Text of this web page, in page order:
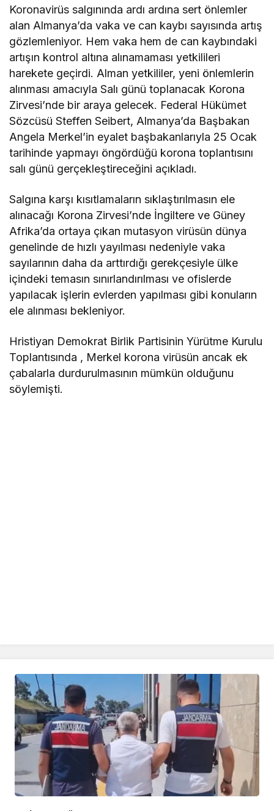
Koronavirüs salgınında ardı ardına sert önlemler
alan Almanya’da vaka ve can kaybı sayısında artış
gözlemleniyor. Hem vaka hem de can kaybındaki
artışın kontrol altına alınamaması yetkilileri
harekete geçirdi. Alman yetkililer, yeni önlemlerin
alınması amacıyla Salı günü toplanacak Korona
Zirvesi’nde bir araya gelecek. Federal Hükümet
Sözcüsü Steffen Seibert, Almanya’da Başbakan
Angela Merkel’in eyalet başbakanlarıyla 25 Ocak
tarihinde yapmayı öngördüğü korona toplantısını
salı günü gerçekleştireceğini açıkladı.
Salgına karşı kısıtlamaların sıklaştırılmasın ele
alınacağı Korona Zirvesi’nde İngiltere ve Güney
Afrika’da ortaya çıkan mutasyon virüsün dünya
genelinde de hızlı yayılması nedeniyle vaka
sayılarının daha da arttırdığı gerekçesiyle ülke
içindeki temasın sınırlandırılması ve ofislerde
yapılacak işlerin evlerden yapılması gibi konuların
ele alınması bekleniyor.
Hristiyan Demokrat Birlik Partisinin Yürütme Kurulu
Toplantısında , Merkel korona virüsün ancak ek
çabalarla durdurulmasının mümkün olduğunu
söylemişti.